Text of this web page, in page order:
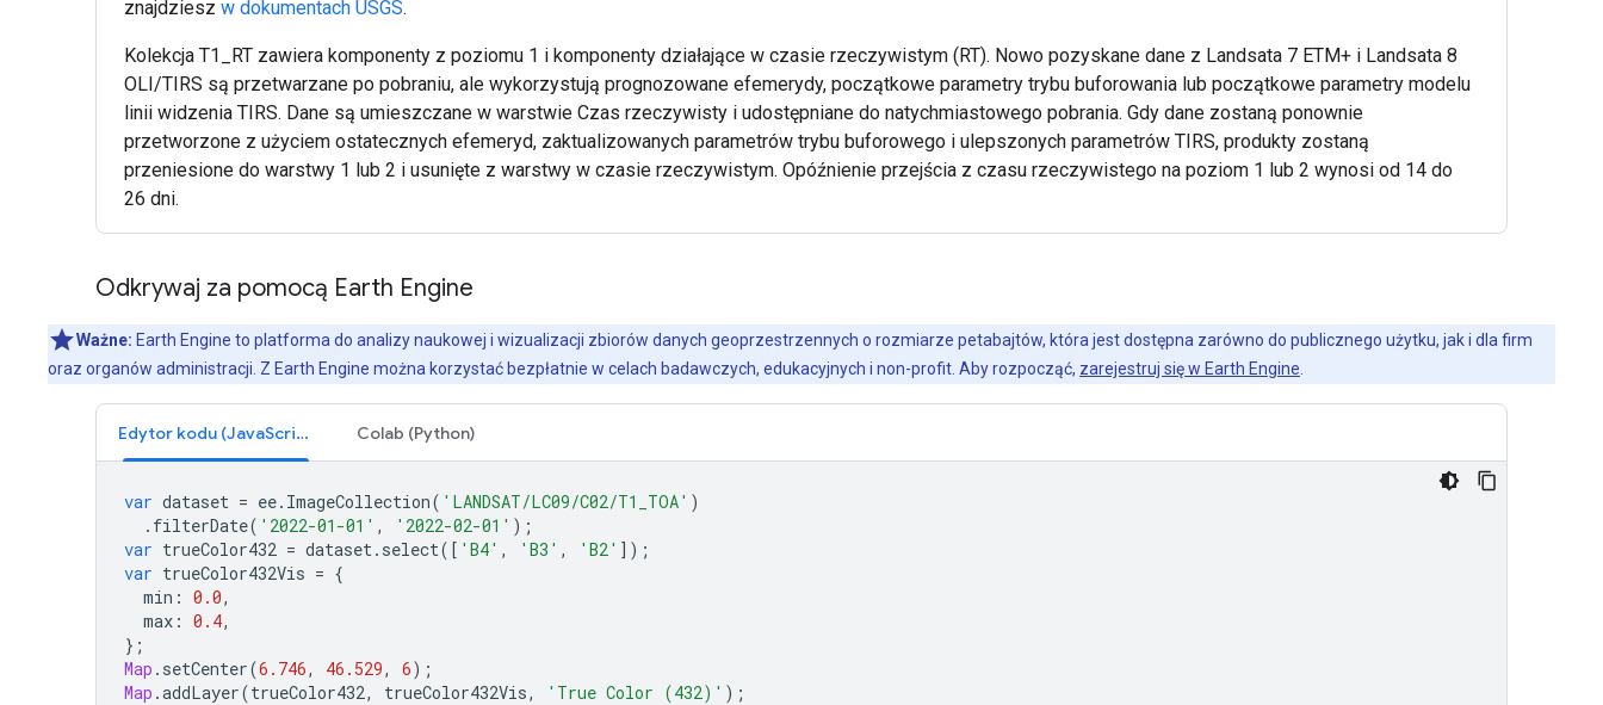
znajdziesz w dokumentach USGS.
Kolekcja T1_RT zawiera komponenty z poziomu 1 i komponenty działające w czasie rzeczywistym (RT). Nowo pozyskane dane z Landsata 7 ETM+ i Landsata 8
OLI/TIRS są przetwarzane po pobraniu, ale wykorzystują prognozowane efemerydy, początkowe parametry trybu buforowania lub początkowe parametry modelu
linii widzenia TIRS. Dane są umieszczane w warstwie Czas rzeczywisty i udostępniane do natychmiastowego pobrania. Gdy dane zostaną ponownie
przetworzone z użyciem ostatecznych efemeryd, zaktualizowanych parametrów trybu buforowego i ulepszonych parametrów TIRS, produkty zostaną
przeniesione do warstwy 1 lub 2 i usunięte z warstwy w czasie rzeczywistym. Opóźnienie przejścia z czasu rzeczywistego na poziom 1 lub 2 wynosi od 14 do
26 dni.
Odkrywaj za pomocą Earth Engine
Ważne: Earth Engine to platforma do analizy naukowej i wizualizacji zbiorów danych geoprzestrzennych o rozmiarze petabajtów, która jest dostępna zarówno do publicznego użytku, jak i dla firm
oraz organów administracji. Z Earth Engine można korzystać bezpłatnie w celach badawczych, edukacyjnych i non-profit. Aby rozpocząć, zarejestruj się w Earth Engine
Edytor kodu (JavaScript) Colab (Python)
var dataset = ee. ImageCollection( 'LANDSAT/LC09/C02/T1_TOA' )
. filterDate( '2022-01-01' , '2022-02-01' );
var trueColor432 = dataset. select([ 'B4' , 'B3' , 'B2' ]);
var trueColor432Vis = {
min : 0.0,
max : 0.4,
};
Map . setCenter(6.746, 46.529, 6);
Map .addLayer(trueColor432, trueColor432Vis, 'True Color (432)' );